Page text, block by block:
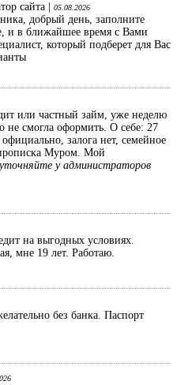
сайта |
05.08.2026
добрый день, заполните
и в ближайшее время с Вами
который подберет для Вас
или частный займ, уже неделю
не смогла оформить. О себе: 27
залога нет, семейное
Муром. Мой
у администраторов
на выгодных условиях.
мне 19 лет. Работаю.
без банка. Паспорт